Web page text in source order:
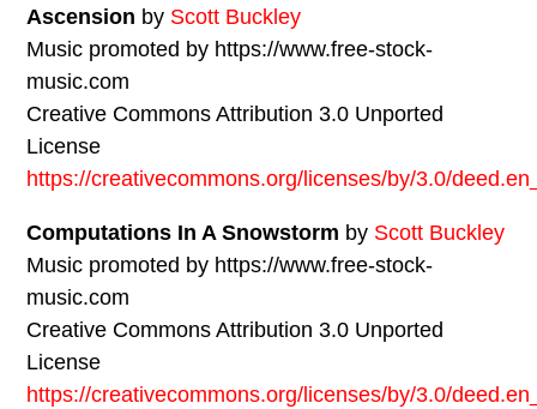
Ascension by Scott Buckley
Music promoted by https://www.free-stock-
music.com
Creative Commons Attribution 3.0 Unported
License
https://creativecommons.org/licenses/by/3.0/
Computations In A Snowstorm by Scott Buckley
Music promoted by https://www.free-stock-
music.com
Creative Commons Attribution 3.0 Unported
License
https://creativecommons.org/licenses/by/3.0/